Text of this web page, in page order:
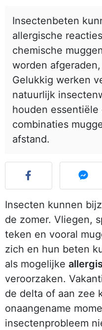
Insectenbeten
allergische
chemische
worden
Gelukkig werken
natuurlijk
houden
combinaties
afstand.
Insecten kunnen
de zomer. Vliegen,
teken en vooral
zich en hun beten
als mogelijke
veroorzaken.
de delta of aan zee
onaangename
insectenprobleem